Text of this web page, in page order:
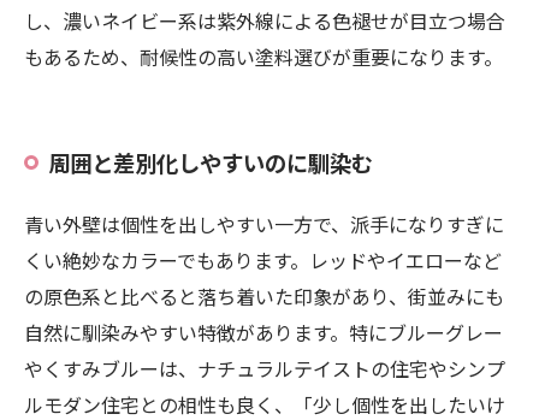
し、濃いネイビー系は紫外線による色褪せが目立つ場合
もあるため、耐候性の高い塗料選びが重要になります。
周囲と差別化しやすいのに馴染む
青い外壁は個性を出しやすい一方で、派手になりすぎに
くい絶妙なカラーでもあります。レッドやイエローなど
の原色系と比べると落ち着いた印象があり、街並みにも
自然に馴染みやすい特徴があります。特にブルーグレー
やくすみブルーは、ナチュラルテイストの住宅やシンプ
ルモダン住宅との相性も良く、「少し個性を出したいけ